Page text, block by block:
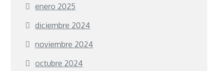
enero 2025
diciembre 2024
noviembre 2024
octubre 2024